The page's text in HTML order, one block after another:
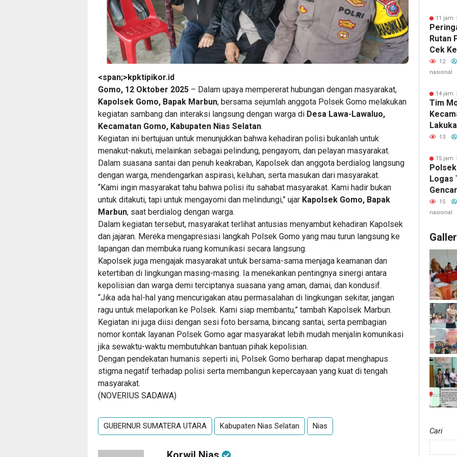
<span;>kpktipikor.id
Gomo, 12 Oktober 2025 – Dalam upaya mempererat hubungan dengan masyarakat,
Kapolsek Gomo, Bapak Marbun, bersama sejumlah anggota Polsek Gomo melakukan
kegiatan sambang dan interaksi langsung dengan warga di Desa Lawa-Lawaluo,
Kecamatan Gomo, Kabupaten Nias Selatan.
Kegiatan ini bertujuan untuk menunjukkan bahwa kehadiran polisi bukanlah untuk
menakut-nakuti, melainkan sebagai pelindung, pengayom, dan pelayan masyarakat.
Dalam suasana santai dan penuh keakraban, Kapolsek dan anggota berdialog langsung
dengan warga, mendengarkan aspirasi, keluhan, serta masukan dari masyarakat.
“Kami ingin masyarakat tahu bahwa polisi itu sahabat masyarakat. Kami hadir bukan
untuk ditakuti, tapi untuk mengayomi dan melindungi,” ujar Kapolsek Gomo, Bapak
Marbun, saat berdialog dengan warga.
Dalam kegiatan tersebut, masyarakat terlihat antusias menyambut kehadiran Kapolsek
dan jajaran. Mereka mengapresiasi langkah Polsek Gomo yang mau turun langsung ke
lapangan dan membuka ruang komunikasi secara langsung.
Kapolsek juga mengajak masyarakat untuk bersama-sama menjaga keamanan dan
ketertiban di lingkungan masing-masing. Ia menekankan pentingnya sinergi antara
kepolisian dan warga demi terciptanya suasana yang aman, damai, dan kondusif.
“Jika ada hal-hal yang mencurigakan atau permasalahan di lingkungan sekitar, jangan
ragu untuk melaporkan ke Polsek. Kami siap membantu,” tambah Kapolsek Marbun.
Kegiatan ini juga diisi dengan sesi foto bersama, bincang santai, serta pembagian
nomor kontak layanan Polsek Gomo agar masyarakat lebih mudah menjalin komunikasi
jika sewaktu-waktu membutuhkan bantuan pihak kepolisian.
Dengan pendekatan humanis seperti ini, Polsek Gomo berharap dapat menghapus
stigma negatif terhadap polisi serta membangun kepercayaan yang kuat di tengah
masyarakat.
(NOVERIUS SADAWA)
GUBERNUR SUMATERA UTARA Kabupaten Nias Selatan Nias
11 jam
Rutan
Cek
Dan
12
nasional
14 jam
Tim
13
15 jam
Logas
15
nasional
Cari